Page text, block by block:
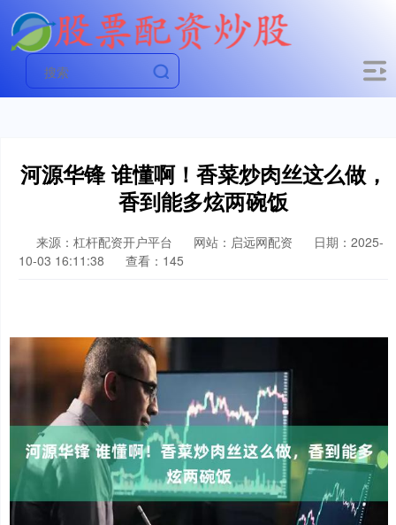
河源华锋 谁懂啊！香菜炒肉丝这么做，
香到能多炫两碗饭
来源：杠杆配资开户平台 网站：启远网配资
日期：2025-
10-03 16:11:38
查看：145